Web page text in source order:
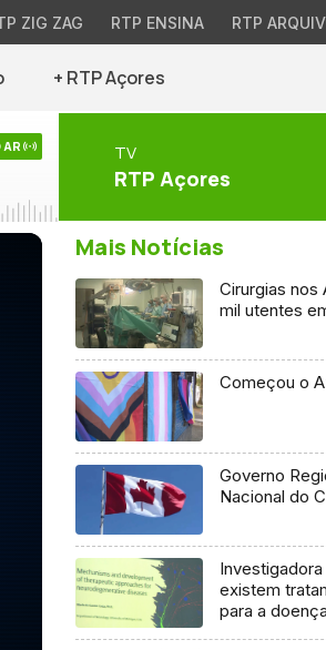
ZIG ZAG RTP ENSINA RTP
+ RTP Açores
AR TV
RTP Açores
Mais Notícias
Cirurgias nos
mil utentes
Começou o
Governo
Nacional do
existem
para a